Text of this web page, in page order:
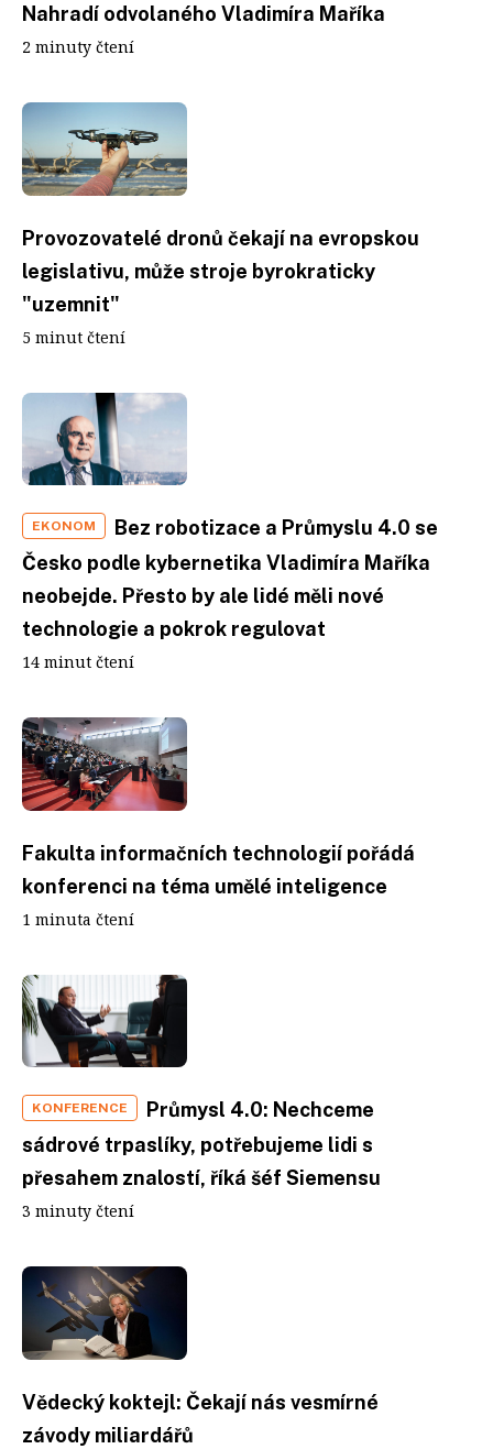
Nahradí odvolaného Vladimíra Maříka
2 minuty čtení
Provozovatelé dronů čekají na evropskou
legislativu, může stroje byrokraticky
"uzemnit"
5 minut čtení
EKONOM
Bez robotizace a Průmyslu 4.0 se
Česko podle kybernetika Vladimíra Maříka
neobejde. Přesto by ale lidé měli nové
technologie a pokrok regulovat
14 minut čtení
Fakulta informačních technologií pořádá
konferenci na téma umělé inteligence
1 minuta čtení
KONFERENCE
Průmysl 4.0: Nechceme
sádrové trpaslíky, potřebujeme lidi s
přesahem znalostí, říká šéf Siemensu
3 minuty čtení
Vědecký koktejl: Čekají nás vesmírné
závody miliardářů